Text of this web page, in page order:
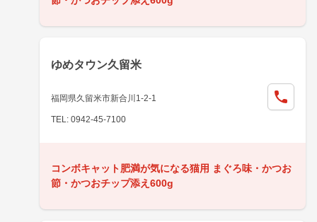
ゆめタウン久留米
福岡県久留米市新合川1-2-1
TEL: 0942-45-7100
コンボキャット肥満が気になる猫用 まぐろ味・かつお
節・かつおチップ添え600g